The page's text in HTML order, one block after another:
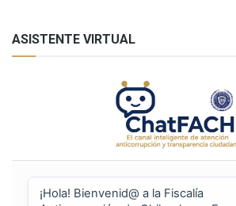
ASISTENTE VIRTUAL